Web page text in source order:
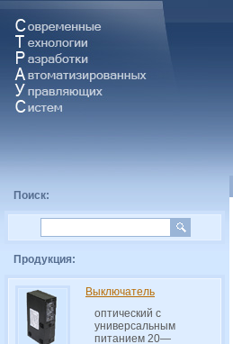
Поиск:
Продукция:
Выключатель
оптический с
универсальным
питанием 20—